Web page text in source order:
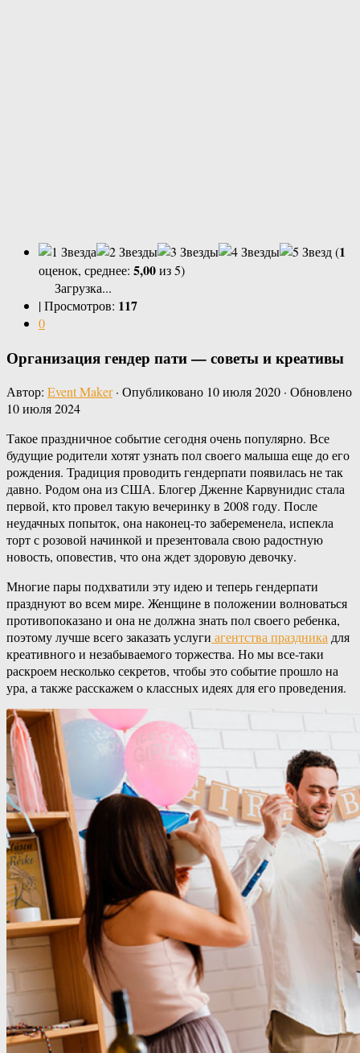
(1
оценок, среднее: 5,00из 5)
Загрузка...
|Просмотров: 117
0
Организация гендер пати — советы и креативы
Автор: Event Maker · Опубликовано 10 июля 2020 · Обновлено
10 июля 2024
Такое праздничное событие сегодня очень популярно. Все
будущие родители хотят узнать пол своего малыша еще до его
рождения. Традиция проводить гендерпати появилась не так
давно. Родом она из США. Блогер Дженне Карвунидис стала
первой, кто провел такую вечеринку в 2008 году. После
неудачных попыток, она наконец-то забеременела, испекла
торт с розовой начинкой и презентовала свою радостную
новость, оповестив, что она ждет здоровую девочку.
Многие пары подхватили эту идею и теперь гендерпати
празднуют во всем мире. Женщине в положении волноваться
противопоказано и она не должна знать пол своего ребенка,
поэтому лучше всего заказать услуги агентства праздникадля
креативного и незабываемого торжества. Но мы все-таки
раскроем несколько секретов, чтобы это событие прошло на
ура, а также расскажем о классных идеях для его проведения.